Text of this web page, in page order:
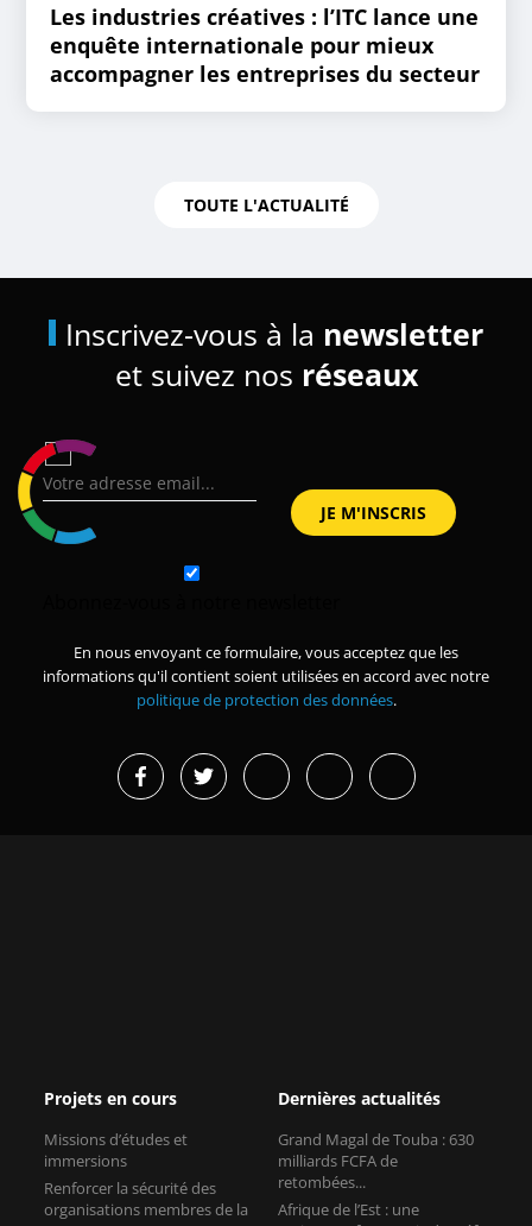
Les industries créatives : l’ITC lance une
enquête internationale pour mieux
accompagner les entreprises du secteur
TOUTE L'ACTUALITÉ
Inscrivez-vous à la newsletter
et suivez nos réseaux
En nous envoyant ce formulaire, vous acceptez que les
informations qu'il contient soient utilisées en accord avec notre
politique de protection des données.
Projets en cours
Missions d’études et
immersions
Renforcer la sécurité des
organisations membres de la
Dernières actualités
Grand Magal de Touba : 630
milliards FCFA de
retombées...
Afrique de l’Est : une